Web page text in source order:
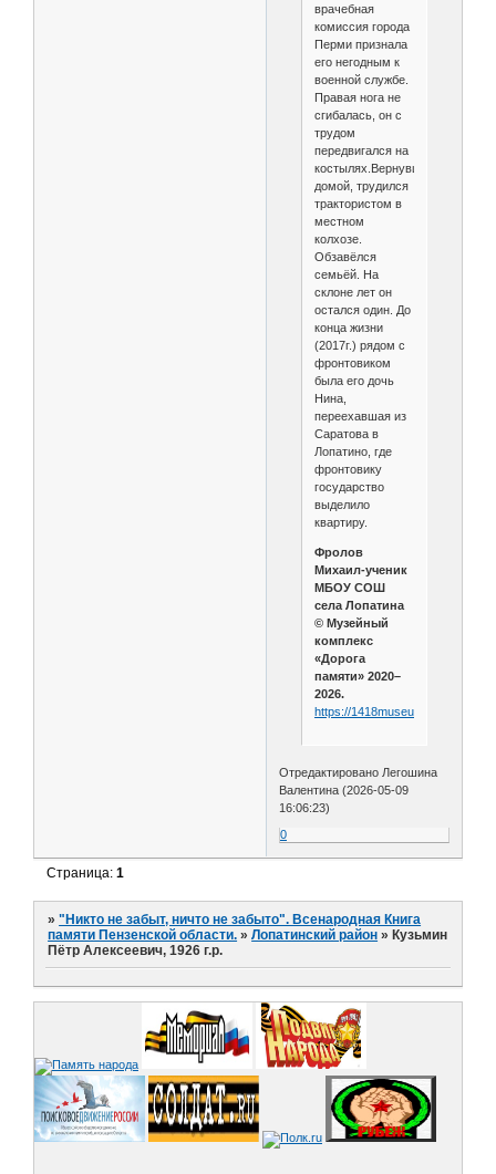
врачебная
комиссия города
Перми признала
его негодным к
военной службе.
Правая нога не
сгибалась, он с
трудом
передвигался на
костылях.Вернувшись
домой, трудился
трактористом в
местном
колхозе.
Обзавёлся
семьёй. На
склоне лет он
остался один. До
конца жизни
(2017г.) рядом с
фронтовиком
была его дочь
Нина,
переехавшая из
Саратова в
Лопатино, где
фронтовику
государство
выделило
квартиру.
Фролов
Михаил-ученик
МБОУ СОШ
села Лопатина
© Музейный
комплекс
«Дорога
памяти» 2020–
2026.
https://1418museum.ru/heroes/
Отредактировано Легошина
Валентина (2026-05-09
16:06:23)
0
Страница:1
»"Никто не забыт, ничто не забыто". Всенародная Книга
памяти Пензенской области. »Лопатинский район » Кузьмин
Пётр Алексеевич, 1926 г.р.